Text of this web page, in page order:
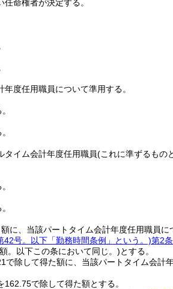
命権者が決定する。
度任用職員について準用する。
タイム会計年度任用職員(これに準ずるもの
に、当該パートタイム会計年度任用職員に
42号。以下「勤務時間条例」という。)第2
。以下この条において同じ。)とする。
除して得た額に、当該パートタイム会計
で除して得た額とする。